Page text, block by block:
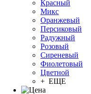
Красный
Микс
Оранжевый
Персиковый
Радужный
Розовый
Сиреневый
Фиолетовый
Цветной
+ ЕЩЕ